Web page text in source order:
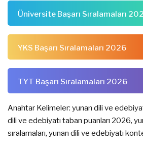
Üniversite Başarı Sıralamaları
YKS Başarı Sıralamaları 2026
TYT Başarı Sıralamaları 2026
Anahtar Kelimeler: yunan dili ve
dili ve edebiyatı taban puanları 2026,
sıralamaları, yunan dili ve edebiyatı